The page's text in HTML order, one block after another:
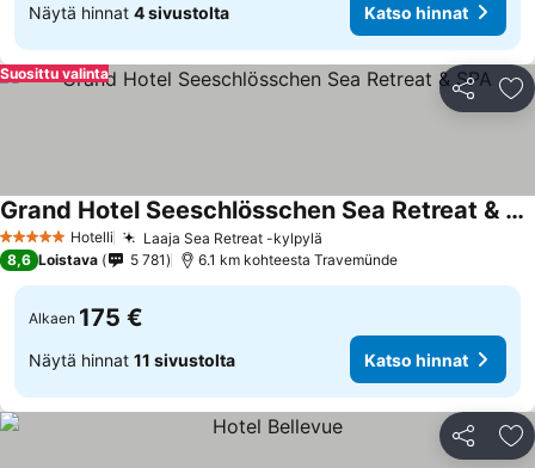
Näytä hinnat 4 sivustolta Katso hinnat
Jaa
Suosittu valinta
5 Tähtiluokitus
Hotelli Laaja Sea Retreat -kylpylä
Grand Hotel Seeschlösschen Sea Retreat & SPA
8,6 Loistava 5 781 6.1 km kohteesta Travemünde
Alkaen 175 €
Näytä hinnat 11 sivustolta Katso hinnat
Jaa